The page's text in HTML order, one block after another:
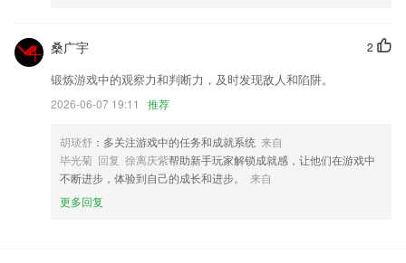
2
桑广宇
锻炼游戏中的观察力和判断力，及时发现敌人和陷阱。
2026-06-07 19:11 推荐
胡琰舒 ：多关注游戏中的任务和成就系统 来自
毕光菊 回复 徐离庆紫帮助新手玩家解锁成就感，让他们在游戏中
不断进步，体验到自己的成长和进步。
来自
更多回复